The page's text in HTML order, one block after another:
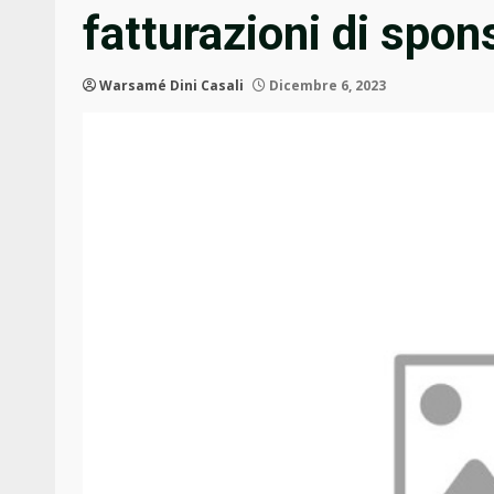
fatturazioni di
Warsamé Dini Casali Dicembre 6, 2023